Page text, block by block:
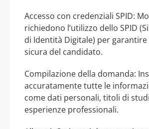
Accesso con credenziali SPID:
richiedono l’utilizzo dello SPID
di Identità Digitale) per garantire
sicura del candidato.
Compilazione della domanda:
accuratamente tutte le
come dati personali, titoli di
esperienze professionali.